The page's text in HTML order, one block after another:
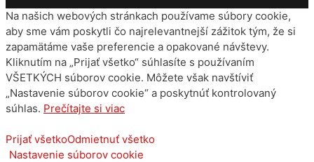
Na našich webových stránkach používame súbory cookie,
aby sme vám poskytli čo najrelevantnejší zážitok tým, že si
zapamätáme vaše preferencie a opakované návštevy.
Kliknutím na „Prijať všetko“ súhlasíte s používaním
VŠETKÝCH súborov cookie. Môžete však navštíviť
„Nastavenie súborov cookie“ a poskytnúť kontrolovaný
súhlas. Prečítajte si viac
Prijať všetkoOdmietnuť všetko
Nastavenie súborov cookie